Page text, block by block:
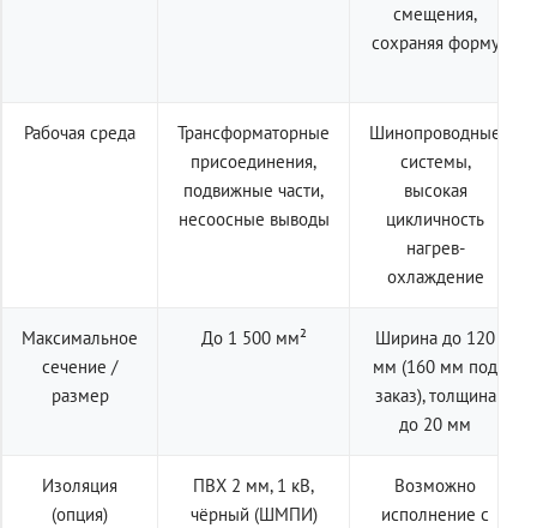
смещения,
сохраняя форму
Рабочая среда
Трансформаторные
присоединения,
подвижные части,
несоосные выводы
Шинопроводные
системы,
высокая
цикличность
нагрев-
охлаждение
Максимальное
сечение /
размер
До 1 500 мм²
Ширина до 120
мм (160 мм под
заказ), толщина
до 20 мм
Изоляция
(опция)
ПВХ 2 мм, 1 кВ,
чёрный (ШМПИ)
Возможно
исполнение с